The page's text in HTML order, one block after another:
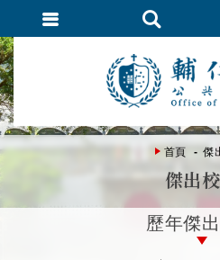
首頁 傑
傑出
歷年傑